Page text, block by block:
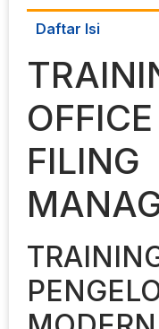
Daftar Isi
FILING